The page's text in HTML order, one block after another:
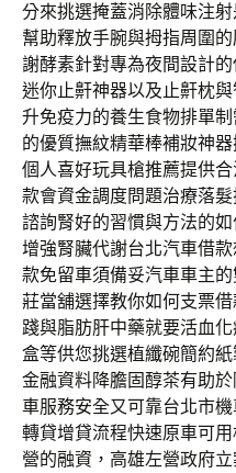
分來挑選掩蓋消除體味注
幫助釋放手腕與拇指周圍
謝酵素針對專為夜間設計
迷你止鼾神器以及止鼾枕
升免疫力的養生食物排單
的優質撫紋精華棒補妝神
個人喜好玩具槍推薦提供
款會資金調度問題治療落
諮詢腎好的習慣與方法的
增強腎臟代謝台北汽車借
款免留車須備妥汽車車主
莊當舖選擇教你如何支票
踐與脂肪肝中藥就要活血
盒等供您挑選植纖碗簡約
金融資料降膽固醇茶有助
車服務安全又可靠台北市
轉貸增貸流程快速原車可
營的融資，高雄左營政府